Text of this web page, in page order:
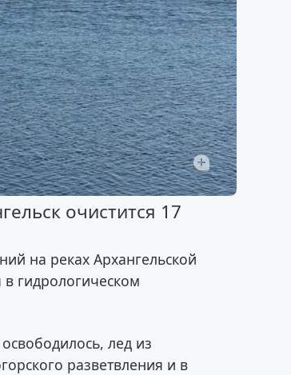
очистится 17
на реках Архангельской
гидрологическом
лед из
разветвления и в